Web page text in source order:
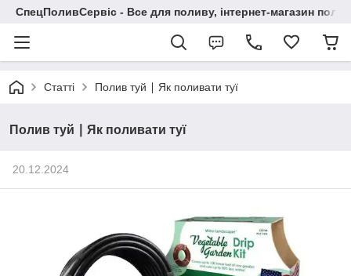
СпецПоливСервіс - Все для поливу, інтернет-магазин
Статті Полив туй ∣ Як поливати туї
Полив туй ∣ Як поливати туї
20.12.2024